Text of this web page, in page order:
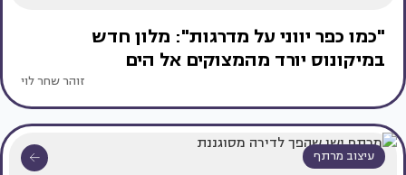
"כמו כפר יווני על מדרגות": מלון חדש
במיקונוס יורד מהמצוקים אל הים
זוהר שחר לוי
עיצוב מרתף